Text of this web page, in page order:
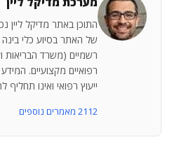
התוכן באתר מדיקל ליין
של האתר בסיוע כלי
רשמיים (משרד הבריאות
רפואיים מקצועיים.
ייעוץ רפואי ואינו
2112 מאמרים נוספים